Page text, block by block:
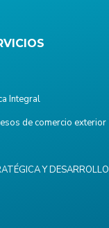
Integral
de comercio exterior
Y DESARROLLO